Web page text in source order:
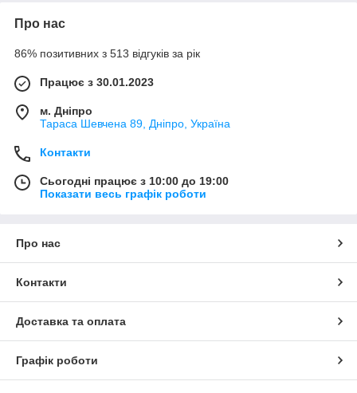
Про нас
86% позитивних з 513 відгуків за рік
Працює з 30.01.2023
м. Дніпро
Тараса Шевчена 89, Дніпро, Україна
Контакти
Сьогодні працює з 10:00 до 19:00
Показати весь графік роботи
Про нас
Контакти
Доставка та оплата
Графік роботи